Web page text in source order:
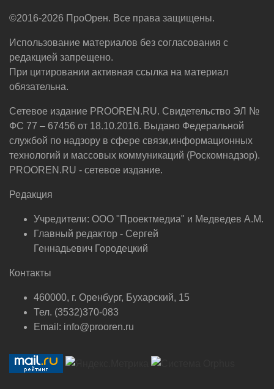
©2016-2026 ПроОрен. Все права защищены.
Использование материалов без согласования с
редакцией запрещено.
При цитировании активная ссылка на материал
обязательна.
Сетевое издание PROOREN.RU. Свидетельство ЭЛ №
ФС 77 – 67456 от 18.10.2016. Выдано Федеральной
службой по надзору в сфере связи,информационных
технологий и массовых коммуникаций (Роскомнадзор).
PROOREN.RU - сетевое издание.
Редакция
Учредители: ООО "Проектмедиа" и Медведев А.М.
Главный редактор - Сергей
Геннадьевич Городецкий
Контакты
460000, г. Оренбург, Бухарский, 15
Тел. (3532)370-083
Email: info@prooren.ru